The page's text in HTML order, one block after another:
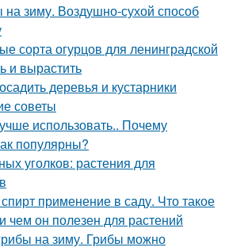
зиму. Воздушно-сухой способ
сорта огурцов для ленинградской
и вырастить
деревья и кустарники
советы
использовать.. Почему
популярны?
уголков: растения для
применение в саду. Что такое
чем он полезен для растений
на зиму. Грибы можно